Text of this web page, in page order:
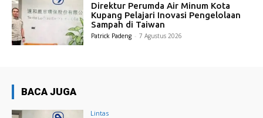
Direktur Perumda Air Minum Kota
Kupang Pelajari Inovasi Pengelolaan
Sampah di Taiwan
Patrick Padeng - 7 Agustus 2026
BACA JUGA
Lintas